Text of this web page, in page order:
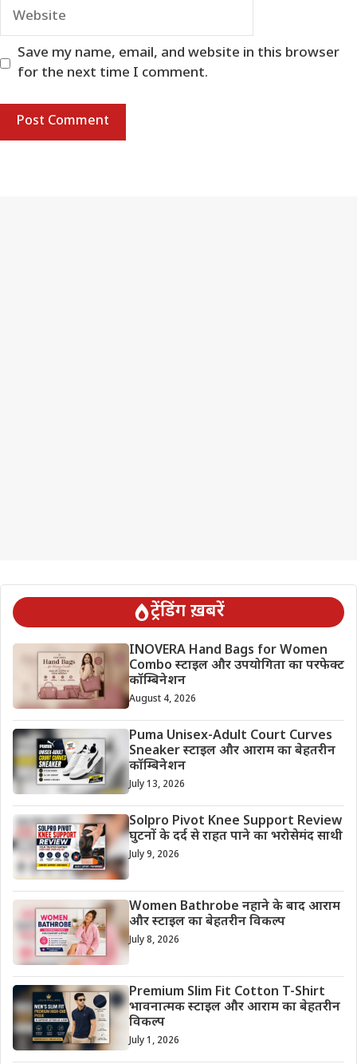
Website
Save my name, email, and website in this browser
for the next time I comment.
ट्रेंडिंग ख़बरें
INOVERA Hand Bags for Women
Combo स्टाइल और उपयोगिता का परफेक्ट
कॉम्बिनेशन
August 4, 2026
Puma Unisex-Adult Court Curves
Sneaker स्टाइल और आराम का बेहतरीन
कॉम्बिनेशन
July 13, 2026
Solpro Pivot Knee Support Review
घुटनों के दर्द से राहत पाने का भरोसेमंद साथी
July 9, 2026
Women Bathrobe नहाने के बाद आराम
और स्टाइल का बेहतरीन विकल्प
July 8, 2026
Premium Slim Fit Cotton T-Shirt
भावनात्मक स्टाइल और आराम का बेहतरीन
विकल्प
July 1, 2026